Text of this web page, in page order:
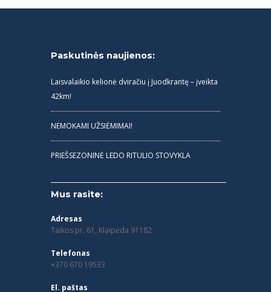
Paskutinės naujienos:
Laisvalaikio kelionė dviračiu į Juodkrantę – įveikta
42km!
NEMOKAMI UŽSIĖMIMAI!
PRIEŠSEZONINĖ LEDO RITULIO STOVYKLA
Mus rasite:
Adresas
Taikos pr. 61, Klaipėda 91182
Telefonas
+370 670 19533
El. paštas